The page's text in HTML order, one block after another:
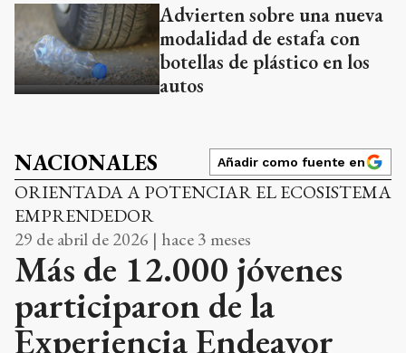
Advierten sobre una nueva
modalidad de estafa con
botellas de plástico en los
autos
NACIONALES Añadir como fuente en
ORIENTADA A POTENCIAR EL ECOSISTEMA
EMPRENDEDOR
29 de abril de 2026 | hace 3 meses
Más de 12.000 jóvenes
participaron de la
Experiencia Endeavor